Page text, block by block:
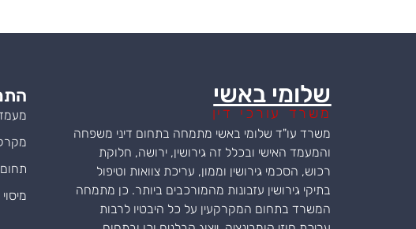
שלומי באשי
משרד עורכי דין
משרד עו"ד שלומי באשי מתמחה בתחום דיני משפחה
והמעמד האישי ובכלל זה גירושין, ירושה, חלוקת
רכוש, הסכמי גירושין וממון, עריכת צוואות וטיפול
בתיקי גירושין עזבונות מהמורכבים ביותר. כן מתמחה
המשרד בתחום המקרקעין על כל היבטיו לרבות
תחום